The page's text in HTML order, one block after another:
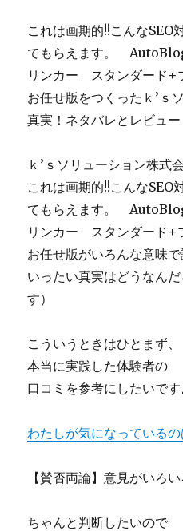
これは画期的!!こんなSEO
てもらえます。
リンカー スタンダード+
お任せ版をつくったｋ’ｓ
真実！ネタバレとレビュー
ｋ’ｓソリューション株式
これは画期的!!こんなSEO
てもらえます。
リンカー スタンダード+
お任せ版がいろんな意味
いったい真実はどうなん
す）
こういうときはひとまず、
本当に実践した体験者の
口コミを参考にしたいです
わたしが気になっているの
【賛否両論】意見がいろ
ちゃんと判断したいので